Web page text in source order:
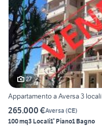
27
Appartamento a Aversa 3 locali
265.000 €Aversa (CE)
100 mq3 Locali1° Piano1 Bagno